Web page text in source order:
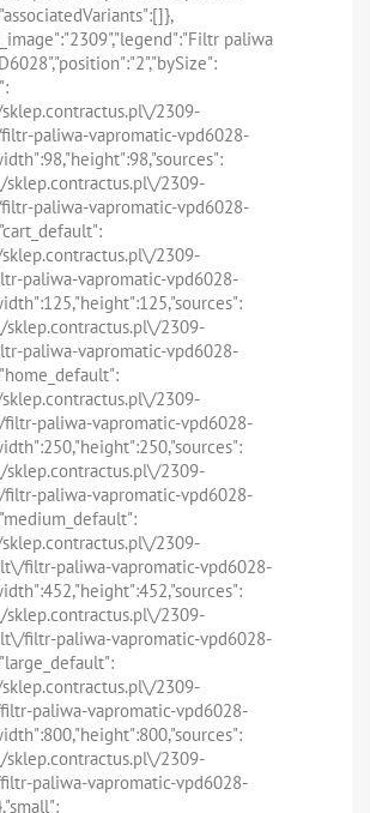
paliwa
2309-
paliwa-vapromatic-vpd6028-
2309-
paliwa-vapromatic-vpd6028-
2309-
paliwa-vapromatic-vpd6028-
2309-
paliwa-vapromatic-vpd6028-
2309-
paliwa-vapromatic-vpd6028-
2309-
paliwa-vapromatic-vpd6028-
2309-
filtr-paliwa-vapromatic-vpd6028-
2309-
filtr-paliwa-vapromatic-vpd6028-
2309-
paliwa-vapromatic-vpd6028-
2309-
paliwa-vapromatic-vpd6028-